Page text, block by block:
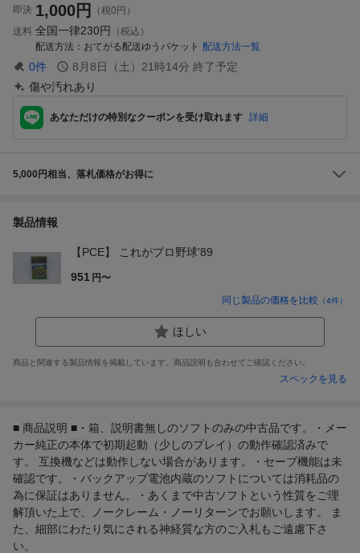
即決 1,000円
（税0円）
送料 全国一律230円
（税込）
配送方法
おてがる配送ゆうパケット 配送方法一覧
0件 8月8日（土）21時14分 終了予定
傷や汚れあり
あなただけの特別なクーポンを受け取れます 詳細
5,000円相当、落札価格がお得に
製品情報
【PCE】 これがプロ野球'89
951 円〜
同じ製品の価格を比較 （4件）
ほしい
商品と関連する製品情報を掲載しています。商品説明も合わせてご確認ください。
スペックを見る
■ 商品説明 ■・箱、説明書無しのソフトのみの中古品です。・メー
カー純正の本体で初期起動（少しのプレイ）の動作確認済みで
す。 互換機などは動作しない場合があります。・セーブ機能は未
確認です。・バックアップ電池内蔵のソフトについては消耗品の
為に保証はありません。・あくまで中古ソフトという性質をご理
解頂いた上で、ノークレーム・ノーリターンでお願いします。 ま
た、細部にわたり気にされる神経質な方のご入札もご遠慮下さ
い。